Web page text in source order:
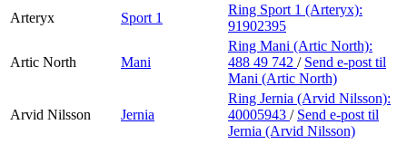
Arteryx
Sport 1
Ring Sport 1 (Arteryx):
91902395
Artic North Mani
Ring Mani (Artic North):
488 49 742 / Send e-post til
Mani (Artic North)
Arvid Nilsson Jernia
Ring Jernia (Arvid Nilsson):
40005943 / Send e-post til
Jernia (Arvid Nilsson)